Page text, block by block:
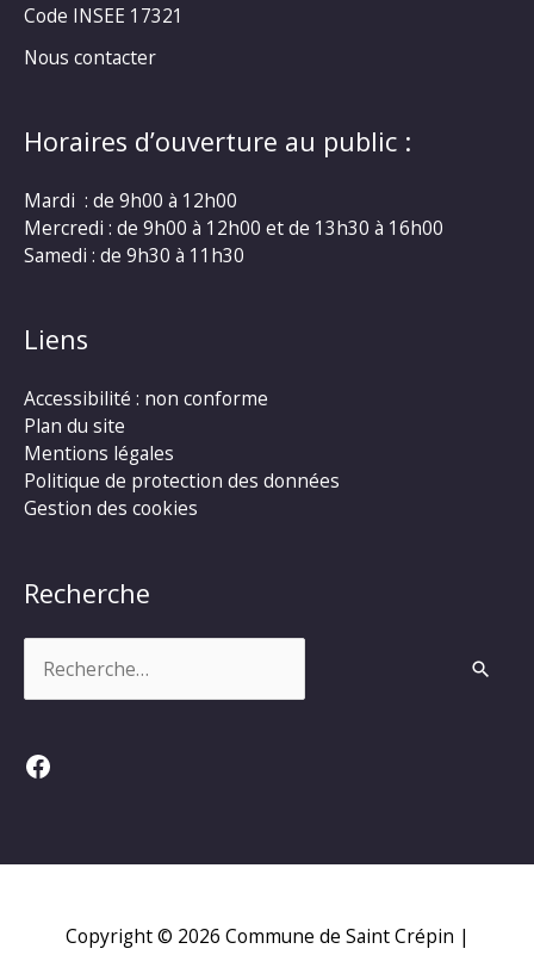
Code INSEE 17321
Nous contacter
Horaires d’ouverture au public :
Mardi : de 9h00 à 12h00
Mercredi : de 9h00 à 12h00 et de 13h30 à 16h00
Samedi : de 9h30 à 11h30
Liens
Accessibilité : non conforme
Plan du site
Mentions légales
Politique de protection des données
Gestion des cookies
Recherche
Facebook
Copyright © 2026 Commune de Saint Crépin |